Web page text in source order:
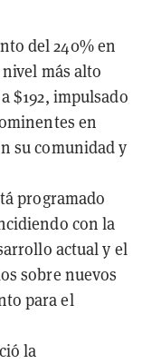
del 240% en
más alto
$192, impulsado
en
su comunidad y
programado
con la
actual y el
sobre nuevos
para el
la